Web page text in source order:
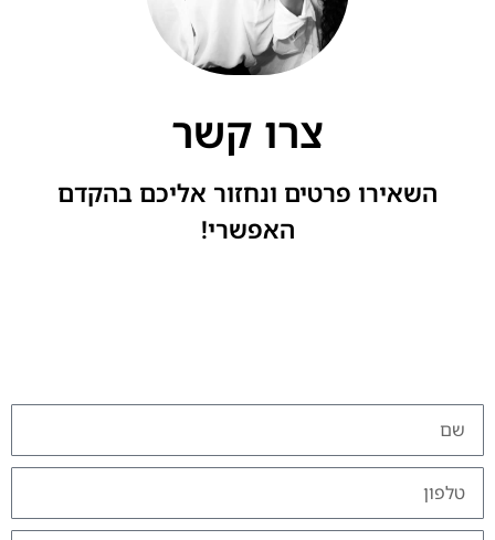
צרו קשר
השאירו פרטים ונחזור אליכם בהקדם
האפשרי!